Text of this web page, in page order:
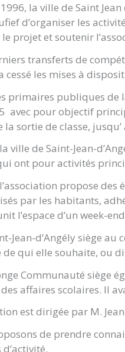
la ville de Saint
d’organiser les
projet et soutenir
transferts de
cessé les mises à
primaires publiques de
avec pour objectif
sortie de classe, jusqu’
ville de Saint-Jean-
ont pour activités
propose des
par les habitants,
l’espace d’un week-
Jean-d’Angély siège
de qui elle souhaite, ou
Communauté siège
affaires scolaires. Il
est dirigée par M.
de prendre